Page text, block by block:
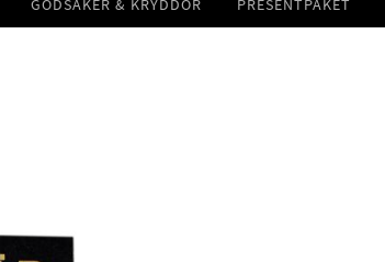
GODSAKER & KRYDDOR PRESENTPAKET